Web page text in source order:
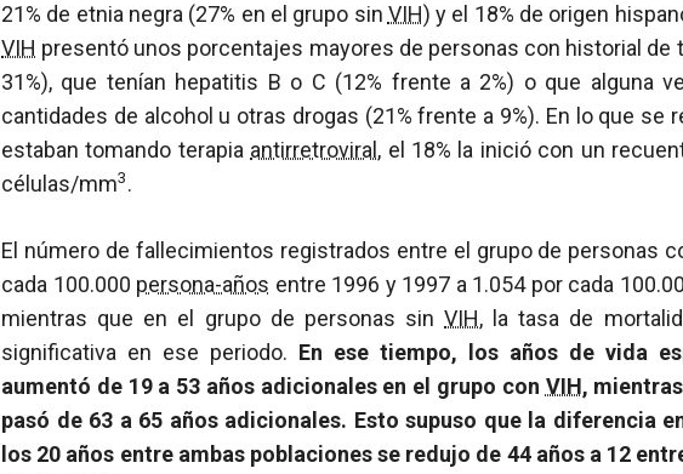
21% de etnia negra (27% en el grupo sin VIH) y el 18% de origen
VIH presentó unos porcentajes mayores de personas con historial de
31%), que tenían hepatitis B o C (12% frente a 2%) o que alguna
cantidades de alcohol u otras drogas (21% frente a 9%). En lo que se
estaban tomando terapia antirretroviral , el 18% la inició con un
células/mm3.
El número de fallecimientos registrados entre el grupo de personas
cada 100.000 persona-años entre 1996 y 1997 a 1.054 por cada
mientras que en el grupo de personas sin VIH, la tasa de
significativa en ese periodo. En ese tiempo, los años de vida
aumentó de 19 a 53 años adicionales en el grupo con VIH,
pasó de 63 a 65 años adicionales. Esto supuso que la diferencia
los 20 años entre ambas poblaciones se redujo de 44 años a 12